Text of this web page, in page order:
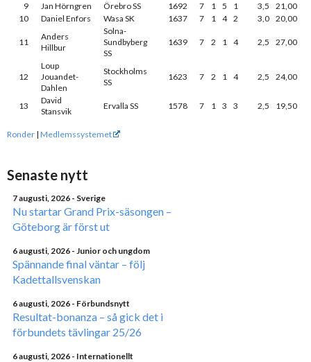
9
Jan Hörngren Örebro SS 1692 7 1 5 1 3,5
21,00
10
Daniel Enfors Wasa SK 1637 7 1 4 2 3,0 20,00
11
Anders
Hillbur
Solna-
Sundbyberg
SS
1639 7 2 1 4 2,5 27,00
12
Loup
Jouandet-
Dahlen
Stockholms
SS
1623 7 2 1 4 2,5 24,00
13
David
Stansvik
Ervalla SS 1578 7 1 3 3 2,5 19,50
Ronder | Medlemssystemet
Senaste nytt
7 augusti, 2026 - Sverige
Nu startar Grand Prix-säsongen –
Göteborg är först ut
6 augusti, 2026 - Junior och ungdom
Spännande final väntar – följ
Kadettallsvenskan
6 augusti, 2026 - Förbundsnytt
Resultat-bonanza – så gick det i
förbundets tävlingar 25/26
6 augusti, 2026 - Internationellt